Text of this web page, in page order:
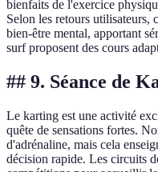
bienfaits de l'exercice
Selon les retours utilisateurs,
bien-être mental, apportant
surf proposent des cours
## 9. Séance de
Le karting est une activité
quête de sensations fortes.
d'adrénaline, mais cela
décision rapide. Les circuits